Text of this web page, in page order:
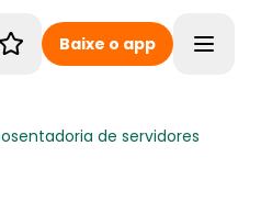
Baixe o app
de servidores